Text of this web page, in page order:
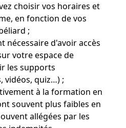
choisir vos horaires et
en fonction de vos
;
nécessaire d'avoir accès
votre espace de
les supports
vidéos, quiz…) ;
à la formation en
souvent plus faibles en
allégées par les